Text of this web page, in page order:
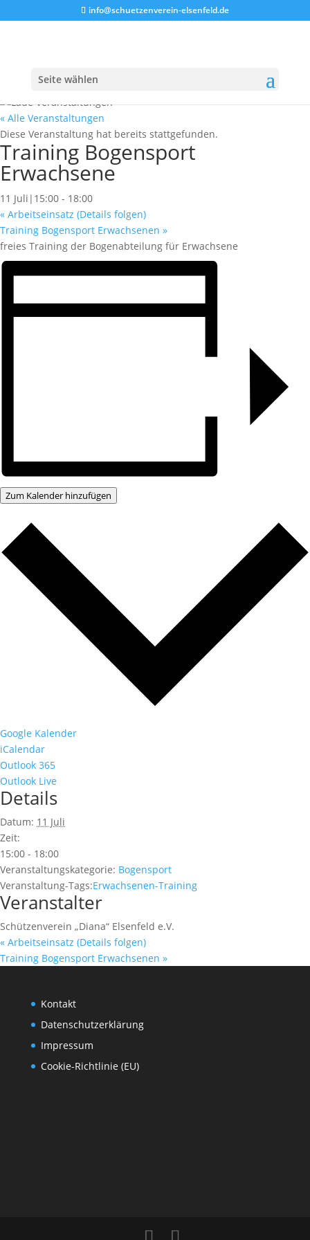
info@schuetzenverein-elsenfeld.de
Seite wählen
« Alle Veranstaltungen
Diese Veranstaltung hat bereits stattgefunden.
Training Bogensport
Erwachsene
11 Juli|15:00 - 18:00
« Arbeitseinsatz (Details folgen)
Training Bogensport Erwachsenen »
freies Training der Bogenabteilung für Erwachsene
Zum Kalender hinzufügen
Google Kalender
iCalendar
Outlook 365
Outlook Live
Details
Datum: 11 Juli
Zeit:
15:00 - 18:00
Veranstaltungskategorie: Bogensport
Veranstaltung-Tags:Erwachsenen-Training
Veranstalter
Schützenverein „Diana“ Elsenfeld e.V.
« Arbeitseinsatz (Details folgen)
Training Bogensport Erwachsenen »
Kontakt
Datenschutzerklärung
Impressum
Cookie-Richtlinie (EU)